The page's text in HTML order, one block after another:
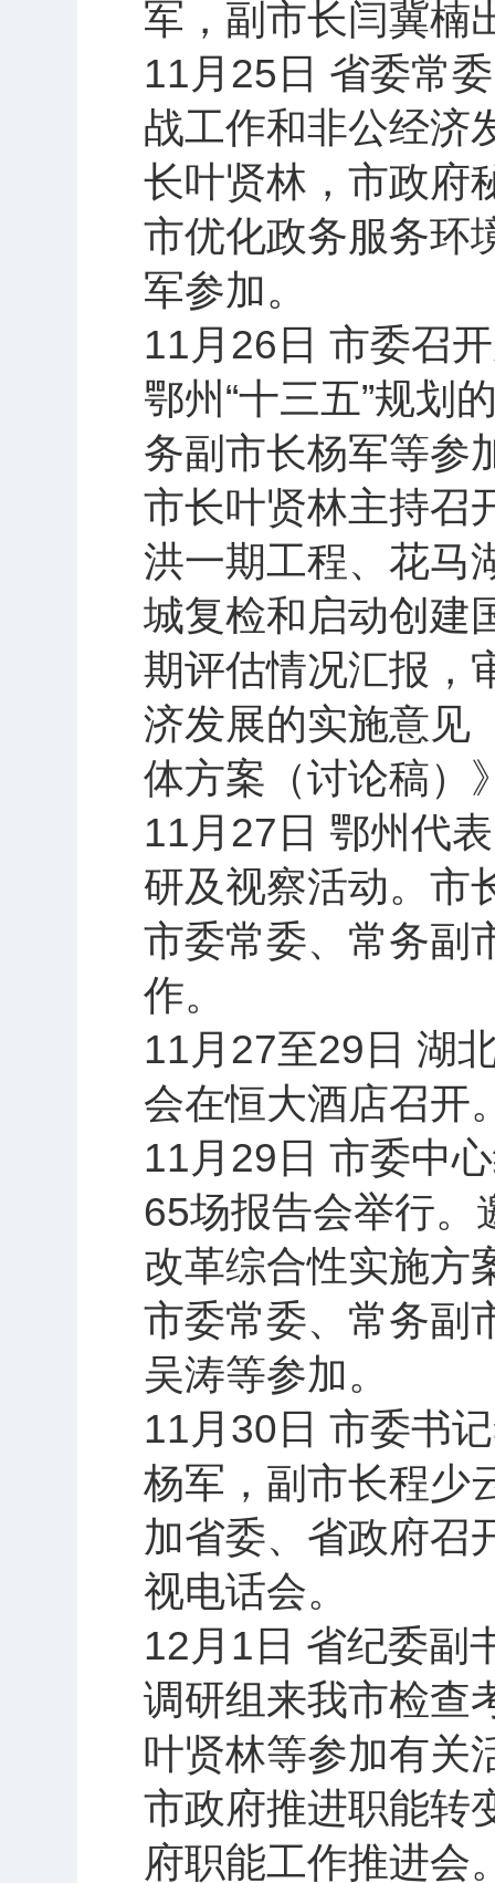
军，副市长闫冀楠
11月25日 省委常
战工作和非公经济
长叶贤林，市政府
市优化政务服务环
军参加。
11月26日 市委召
鄂州“十三五”规划
务副市长杨军等参
市长叶贤林主持召
洪一期工程、花马
城复检和启动创建
期评估情况汇报，
济发展的实施意见
体方案（讨论稿）
11月27日 鄂州代
研及视察活动。市
市委常委、常务副
作。
11月27至29日 湖
会在恒大酒店召开
11月29日 市委中
65场报告会举行。
改革综合性实施方
市委常委、常务副
吴涛等参加。
11月30日 市委书
杨军，副市长程少
加省委、省政府召
视电话会。
12月1日 省纪委副
调研组来我市检查
叶贤林等参加有关
市政府推进职能转
府职能工作推进会